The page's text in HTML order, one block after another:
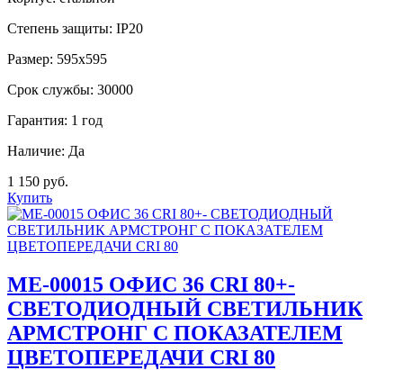
Степень защиты: IP20
Размер: 595х595
Срок службы: 30000
Гарантия: 1 год
Наличие: Да
1 150 руб.
Купить
МE-00015 ОФИС 36 CRI 80+-
СВЕТОДИОДНЫЙ СВЕТИЛЬНИК
АРМСТРОНГ С ПОКАЗАТЕЛЕМ
ЦВЕТОПЕРЕДАЧИ CRI 80